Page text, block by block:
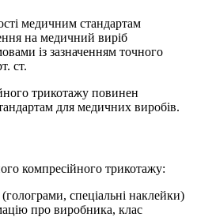
медичним стандартам
на медичний виріб
із зазначенням точного
ст.
трикотажу повинен
для медичних виробів.
компресійного трикотажу:
спеціальні наклейки)
про виробника, клас